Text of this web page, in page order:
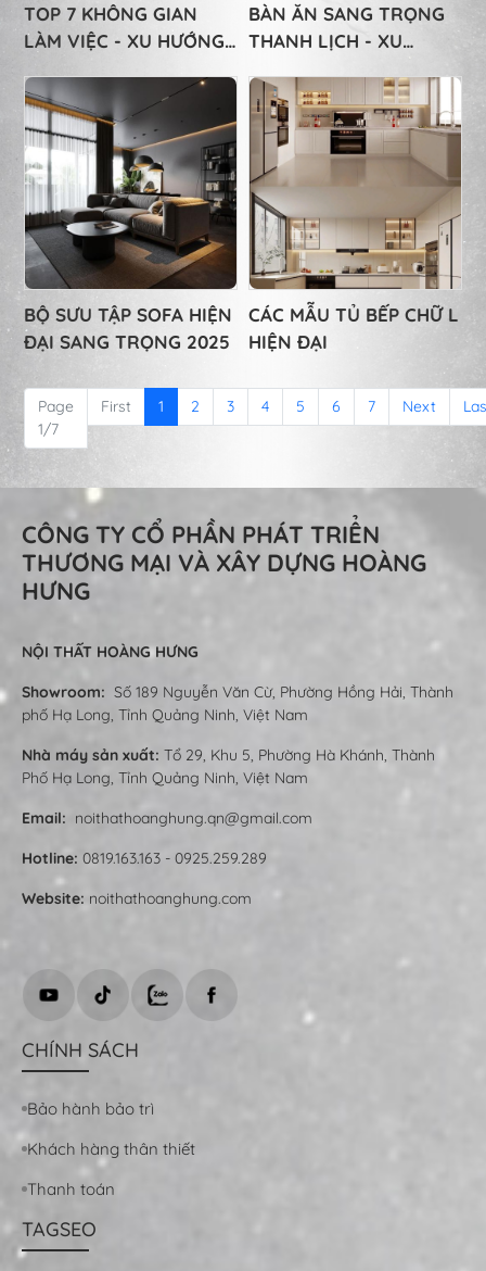
TOP 7 KHÔNG GIAN
LÀM VIỆC - XU HƯỚNG
BÀN ĂN SANG TRỌNG
THANH LỊCH - XU
BỘ SƯU TẬP SOFA HIỆN
ĐẠI SANG TRỌNG 2025
CÁC MẪU TỦ BẾP CHỮ L
HIỆN ĐẠI
Page
1/7
First 1 2 3 4 5 6 7 Next
CÔNG TY CỔ PHẦN PHÁT TRIỂN
THƯƠNG MẠI VÀ XÂY DỰNG HOÀNG
HƯNG
NỘI THẤT HOÀNG HƯNG
Showroom: Số 189 Nguyễn Văn Cừ, Phường Hồng Hải, Thành
phố Hạ Long, Tỉnh Quảng Ninh, Việt Nam
Nhà máy sản xuất: Tổ 29, Khu 5, Phường Hà Khánh, Thành
Phố Hạ Long, Tỉnh Quảng Ninh, Việt Nam
Email: noithathoanghung.qn@gmail.com
Hotline: 0819.163.163 - 0925.259.289
Website: noithathoanghung.com
CHÍNH SÁCH
Bảo hành bảo trì
Khách hàng thân thiết
Thanh toán
TAGSEO